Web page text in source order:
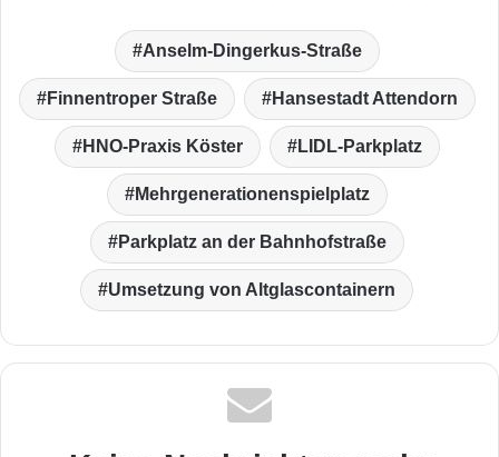
Anselm-Dingerkus-Straße
Finnentroper Straße Hansestadt Attendorn
HNO-Praxis Köster LIDL-Parkplatz
Mehrgenerationenspielplatz
Parkplatz an der Bahnhofstraße
Umsetzung von Altglascontainern